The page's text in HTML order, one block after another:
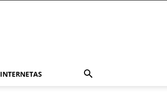
INTERNETAS